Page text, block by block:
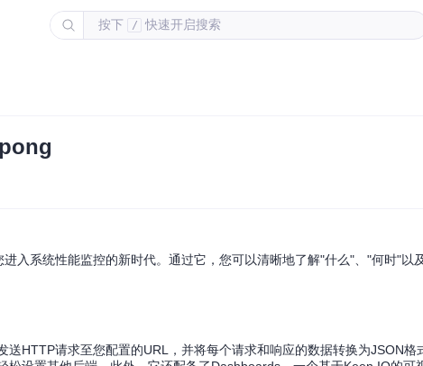
按下 / 快速开启搜索
入系统性能监控的新时代。通过它，您可以清晰地了解"什么"、"何时"以
HTTP请求至您配置的URL，并将每个请求和响应的数据转换为JSON格